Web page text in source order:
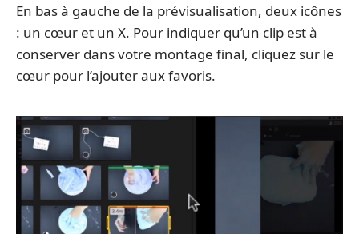
En bas à gauche de la prévisualisation, deux icônes
: un cœur et un X. Pour indiquer qu’un clip est à
conserver dans votre montage final, cliquez sur le
cœur pour l’ajouter aux favoris.